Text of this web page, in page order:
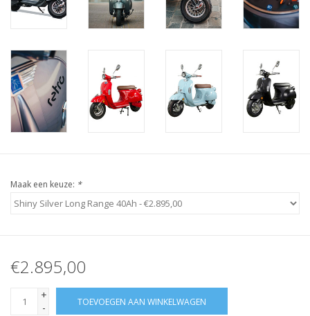
Maak een keuze: *
€2.895,00
+
-
TOEVOEGEN AAN WINKELWAGEN